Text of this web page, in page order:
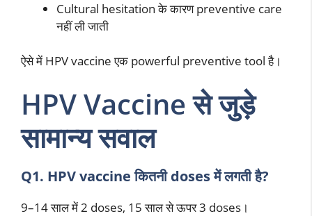
Cultural hesitation के कारण preventive care
नहीं ली जाती
ऐसे में HPV vaccine एक powerful preventive tool है।
HPV Vaccine से जुड़े
सामान्य सवाल
Q1. HPV vaccine कितनी doses में लगती है?
9–14 साल में 2 doses, 15 साल से ऊपर 3 doses।